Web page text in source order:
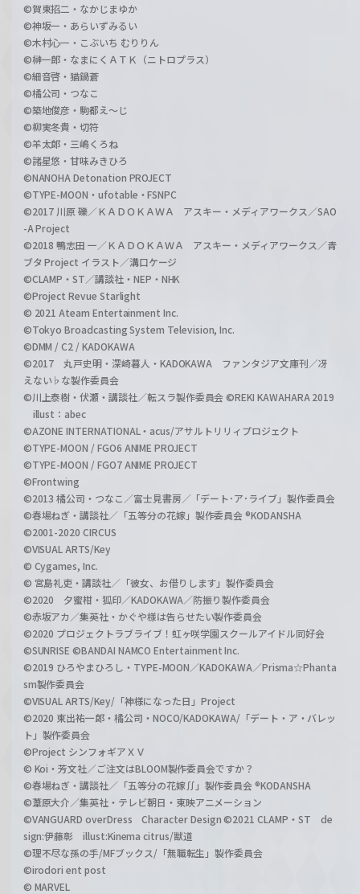
©賀東招二・なかじまゆか
©神坂一・あらいずみるい
©木村心一・こぶいち むりりん
©榊一郎・なまにくＡＴＫ（ニトロプラス）
©細音啓・猫鍋蒼
©橘公司・つなこ
©築地俊彦・駒都え～じ
©柳実冬貴・切符
©羊太郎・三嶋くろね
©諸星悠・甘味みきひろ
©NANOHA Detonation PROJECT
©TYPE-MOON・ufotable・FSNPC
©2017 川原 礫／ＫＡＤＯＫＡＷＡ アスキー・メディアワークス／SAO
-A Project
©2018 鴨志田 一／ＫＡＤＯＫＡＷＡ アスキー・メディアワークス／青
ブタ Project イラスト／溝口ケージ
©CLAMP・ST／講談社・NEP・NHK
©Project Revue Starlight
© 2021 Ateam Entertainment Inc.
©Tokyo Broadcasting System Television, Inc.
©DMM / C2 / KADOKAWA
©2017 丸戸史明・深崎暮人・KADOKAWA ファンタジア文庫刊／冴
えない♭な製作委員会
©川上泰樹・伏瀬・講談社／転スラ製作委員会 ©REKI KAWAHARA 2019
illust：abec
©AZONE INTERNATIONAL・acus/アサルトリリィプロジェクト
©TYPE-MOON / FGO6 ANIME PROJECT
©TYPE-MOON / FGO7 ANIME PROJECT
©Frontwing
©2013 橘公司・つなこ／富士見書房／「デート･ア･ライブ」製作委員会
©春場ねぎ・講談社／「五等分の花嫁」製作委員会 ®KODANSHA
©2001-2020 CIRCUS
©VISUAL ARTS/Key
© Cygames, Inc.
© 宮島礼吏・講談社／「彼女、お借りします」製作委員会
©2020 夕蜜柑・狐印／KADOKAWA／防振り製作委員会
©赤坂アカ／集英社・かぐや様は告らせたい製作委員会
©2020 プロジェクトラブライブ！虹ヶ咲学園スクールアイドル同好会
©SUNRISE ©BANDAI NAMCO Entertainment Inc.
©2019 ひろやまひろし・TYPE-MOON／KADOKAWA／Prisma☆Phanta
sm製作委員会
©VISUAL ARTS/Key/「神様になった日」Project
©2020 東出祐一郎・橘公司・NOCO/KADOKAWA/「デート・ア・バレッ
ト」製作委員会
©Project シンフォギアＸＶ
© Koi・芳文社／ご注文はBLOOM製作委員会ですか？
©春場ねぎ・講談社／「五等分の花嫁∬」製作委員会 ®KODANSHA
©葦原大介／集英社・テレビ朝日・東映アニメーション
©VANGUARD overDress Character Design ©2021 CLAMP・ST de
sign:伊藤彰 illust:Kinema citrus/獣道
©理不尽な孫の手/MFブックス/「無職転生」製作委員会
©irodori ent post
© MARVEL